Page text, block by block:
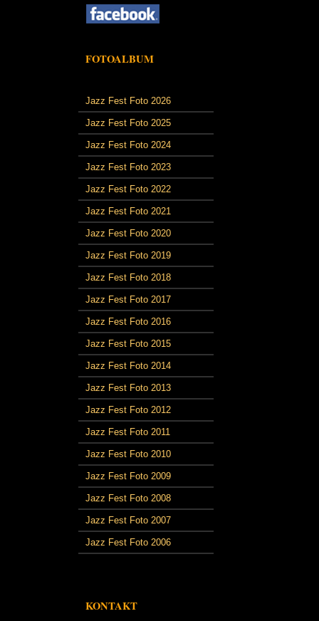
FOTOALBUM
Jazz Fest Foto 2026
Jazz Fest Foto 2025
Jazz Fest Foto 2024
Jazz Fest Foto 2023
Jazz Fest Foto 2022
Jazz Fest Foto 2021
Jazz Fest Foto 2020
Jazz Fest Foto 2019
Jazz Fest Foto 2018
Jazz Fest Foto 2017
Jazz Fest Foto 2016
Jazz Fest Foto 2015
Jazz Fest Foto 2014
Jazz Fest Foto 2013
Jazz Fest Foto 2012
Jazz Fest Foto 2011
Jazz Fest Foto 2010
Jazz Fest Foto 2009
Jazz Fest Foto 2008
Jazz Fest Foto 2007
Jazz Fest Foto 2006
KONTAKT